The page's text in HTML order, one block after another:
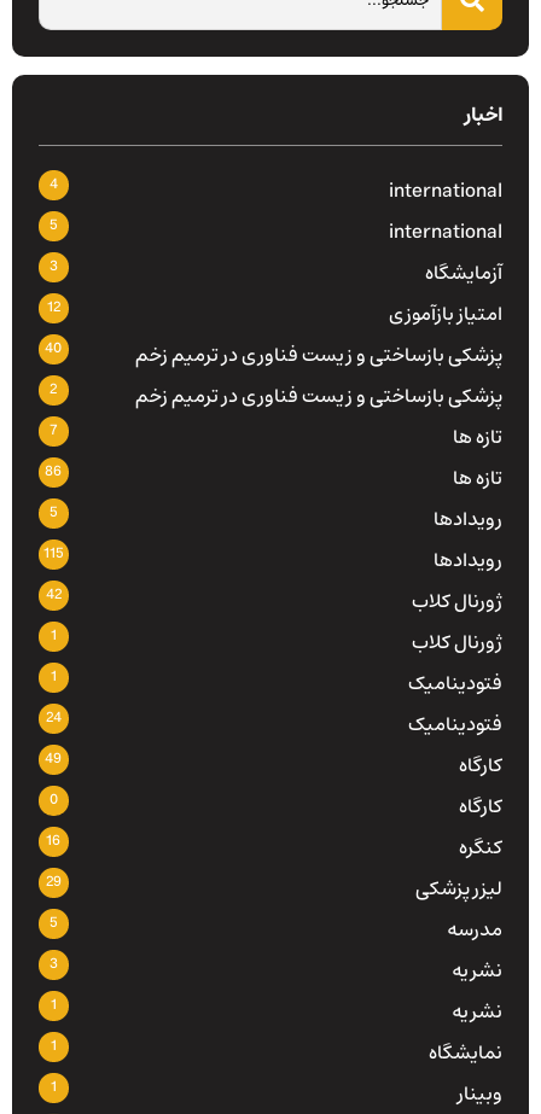
اخبار
international
4
international
5
آزمایشگاه 3
امتیاز بازآموزی 12
پزشکی بازساختی و زیست فناوری در ترمیم زخم 40
پزشکی بازساختی و زیست فناوری در ترمیم زخم 2
تازه ها 7
تازه ها 86
رویدادها 5
رویدادها 115
ژورنال کلاب 42
ژورنال کلاب
فتودینامیک
فتودینامیک 24
کارگاه 49
کارگاه 0
کنگره 16
لیزر پزشکی 29
مدرسه 5
نشریه 3
نشریه
نمایشگاه
وبینار